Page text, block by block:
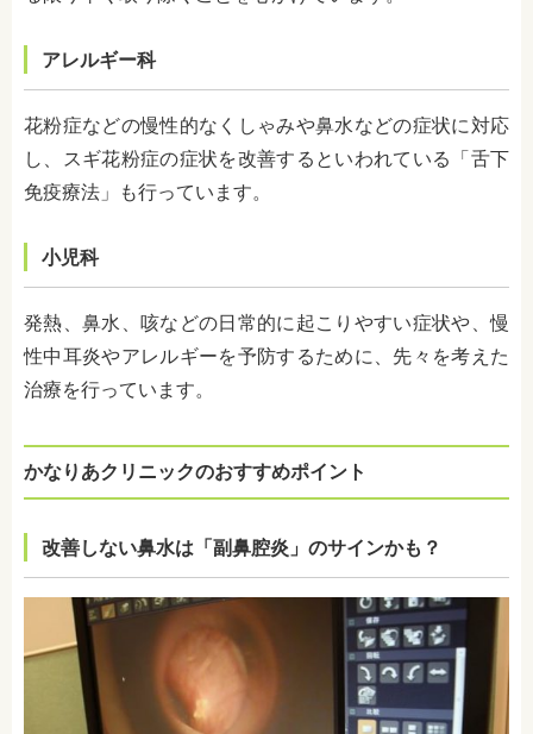
アレルギー科
花粉症などの慢性的なくしゃみや鼻水などの症状に対応
し、スギ花粉症の症状を改善するといわれている「舌下
免疫療法」も行っています。
小児科
発熱、鼻水、咳などの日常的に起こりやすい症状や、慢
性中耳炎やアレルギーを予防するために、先々を考えた
治療を行っています。
かなりあクリニックのおすすめポイント
改善しない鼻水は「副鼻腔炎」のサインかも？